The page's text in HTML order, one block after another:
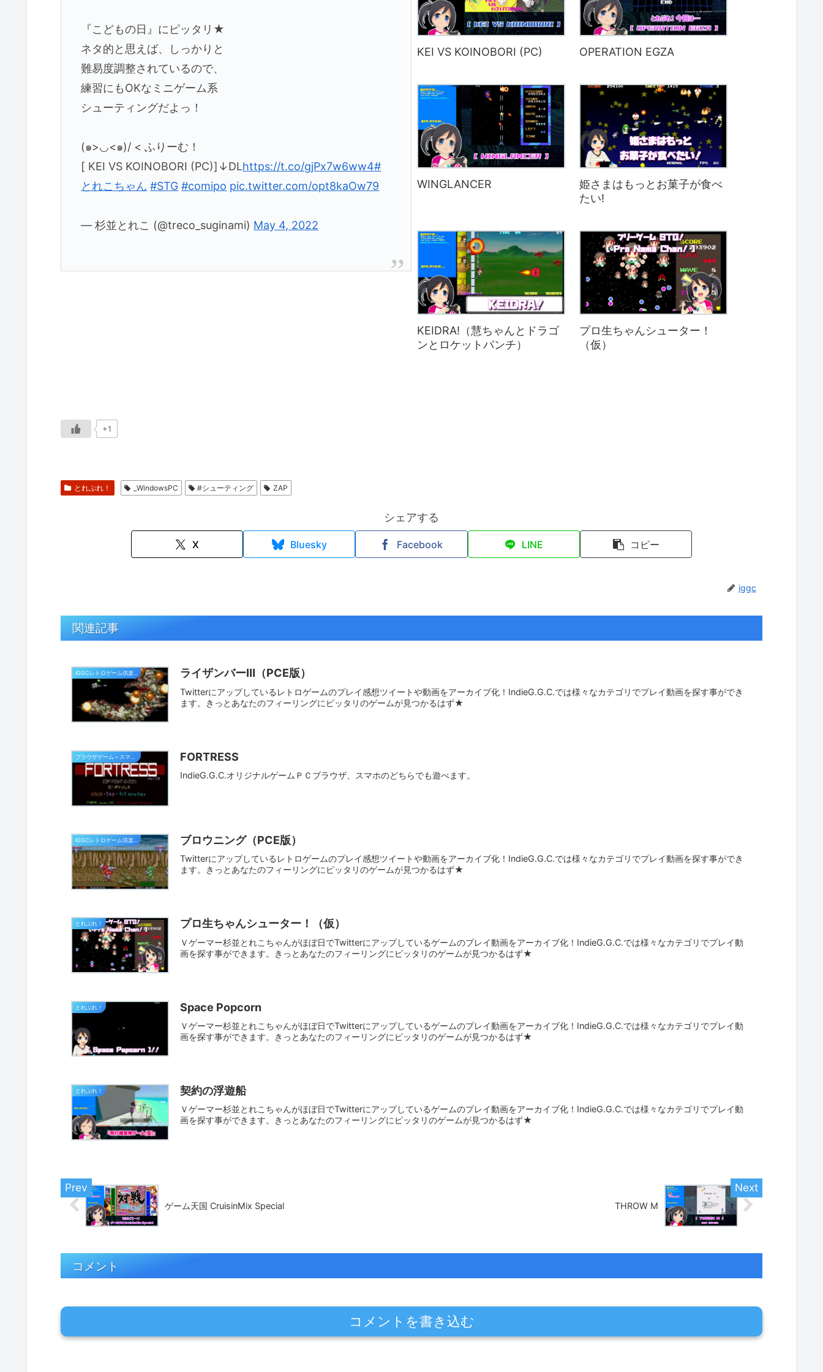
『こどもの日』にピッタリ★
ネタ的と思えば、しっかりと
難易度調整されているので、
練習にもOKなミニゲーム系
シューティングだよっ！
(๑>◡<๑)/ < ふりーむ！
[ KEI VS KOINOBORI (PC)]↓DLhttps://t.co/gjPx7w6ww4#
とれこちゃん #STG #comipo pic.twitter.com/opt8kaOw79
— 杉並とれこ (@treco_suginami) May 4, 2022
KEI VS KOINOBORI (PC) OPERATION EGZA
WINGLANCER
姫さまはもっとお菓子が食べ
たい!
KEIDRA!（慧ちゃんとドラゴ
ンとロケットパンチ）
プロ生ちゃんシューター！
（仮）
+1
とれぷれ！ _WindowsPC #シューティング ZAP
シェアする
X Bluesky Facebook LINE コピー
iggc
関連記事
IGGCレトロゲーム倶楽部 ライザンバーⅢ（PCE版）
Twitterにアップしているレトロゲームのプレイ感想ツイートや動画をアーカイブ化！IndieG.G.C.では様々なカテゴリでプレイ動画を探す事ができ
ます。きっとあなたのフィーリングにピッタリのゲームが見つかるはず★
FORTRESS
IndieG.G.C.オリジナルゲームＰＣブラウザ、スマホのどちらでも遊べます。
ブロウニング（PCE版）
Twitterにアップしているレトロゲームのプレイ感想ツイートや動画をアーカイブ化！IndieG.G.C.では様々なカテゴリでプレイ動画を探す事ができ
ます。きっとあなたのフィーリングにピッタリのゲームが見つかるはず★
とれぷれ！ プロ生ちゃんシューター！（仮）
Ｖゲーマー杉並とれこちゃんがほぼ日でTwitterにアップしているゲームのプレイ動画をアーカイブ化！IndieG.G.C.では様々なカテゴリでプレイ動
画を探す事ができます。きっとあなたのフィーリングにピッタリのゲームが見つかるはず★
とれぷれ！ Space Popcorn
Ｖゲーマー杉並とれこちゃんがほぼ日でTwitterにアップしているゲームのプレイ動画をアーカイブ化！IndieG.G.C.では様々なカテゴリでプレイ動
画を探す事ができます。きっとあなたのフィーリングにピッタリのゲームが見つかるはず★
とれぷれ！ 契約の浮遊船
Ｖゲーマー杉並とれこちゃんがほぼ日でTwitterにアップしているゲームのプレイ動画をアーカイブ化！IndieG.G.C.では様々なカテゴリでプレイ動
画を探す事ができます。きっとあなたのフィーリングにピッタリのゲームが見つかるはず★
ゲーム天国 CruisinMix Special THROW M
コメント
コメントを書き込む